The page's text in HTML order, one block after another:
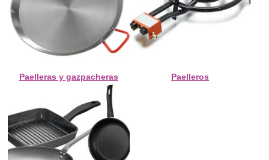
Paelleras y gazpacheras Paelleros